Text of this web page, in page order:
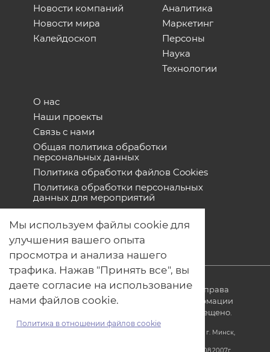
Новости компаний
Новости мира
Калейдоскоп
Аналитика
Маркетинг
Персоны
Наука
Технологии
О нас
Наши проекты
Связь с нами
Общая политика обработки
персональных данных
Политика обработки файлов Cookies
Политика обработки персональных
данных для мероприятий
© ОДО «Точно-вовремя» 2007-2026. Все права
защищены, любое использование информации
без ссылки на источник produkt.by запрещено.
Юридический адрес: Республика Беларусь, 220005, г. Минск,
Мы используем файлы cookie для
улучшения вашего опыта
просмотра и анализа нашего
трафика. Нажав "Принять все", вы
даете согласие на использование
нами файлов cookie.
Политика в отношении файлов cookie